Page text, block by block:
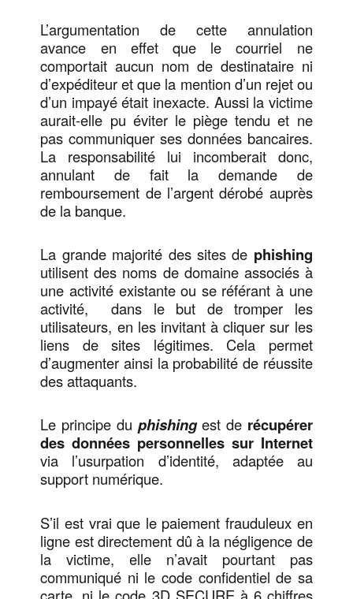
L’argumentation de cette annulation
avance en effet que le courriel ne
comportait aucun nom de destinataire ni
d’expéditeur et que la mention d’un rejet ou
d’un impayé était inexacte. Aussi la victime
aurait-elle pu éviter le piège tendu et ne
pas communiquer ses données bancaires.
La responsabilité lui incomberait donc,
annulant de fait la demande de
remboursement de l’argent dérobé auprès
de la banque.
La grande majorité des sites de phishing
utilisent des noms de domaine associés à
une activité existante ou se référant à une
activité, dans le but de tromper les
utilisateurs, en les invitant à cliquer sur les
liens de sites légitimes. Cela permet
d’augmenter ainsi la probabilité de réussite
des attaquants.
Le principe du phishingest derécupérer
des données personnelles sur Internet
via l’usurpation d’identité, adaptée au
support numérique.
S’il est vrai que le paiement frauduleux en
ligne est directement dû à la négligence de
la victime, elle n’avait pourtant pas
communiqué ni le code confidentiel de sa
carte, ni le code 3D SECURE à 6 chiffres